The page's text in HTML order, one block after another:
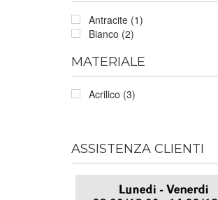
Antracite (1)
Bianco (2)
MATERIALE
Acrilico (3)
ASSISTENZA CLIENTI